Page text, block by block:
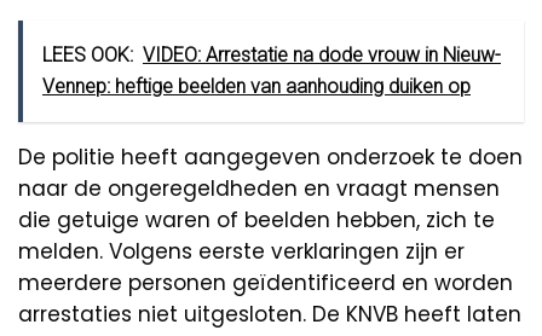
LEES OOK: VIDEO: Arrestatie na dode vrouw in Nieuw-
Vennep: heftige beelden van aanhouding duiken op
De politie heeft aangegeven onderzoek te doen
naar de ongeregeldheden en vraagt mensen
die getuige waren of beelden hebben, zich te
melden. Volgens eerste verklaringen zijn er
meerdere personen geïdentificeerd en worden
arrestaties niet uitgesloten. De KNVB heeft laten